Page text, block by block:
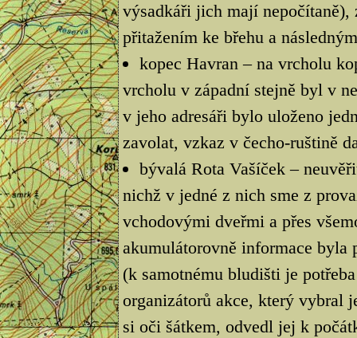
výsadkáři jich mají
přitažením ke břehu a
kopec Havran – na vrcholu
vrcholu v západní stejně byl v
v jeho adresáři bylo uloženo
zavolat, vzkaz v čecho-ruštině
bývalá Rota Vašíček –
nichž v jedné z nich sme z
vchodovými dveřmi a přes
akumulátorovně informace byla
(k samotnému bludišti je
organizátorů akce, který vybral
si oči šátkem, odvedl jej k